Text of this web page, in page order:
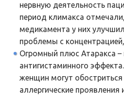
нервную деятельность
период климакса
медикамента у них
проблемы с
Огромный плюс Атаракса –
антигистаминного
женщин могут
аллергические проявления